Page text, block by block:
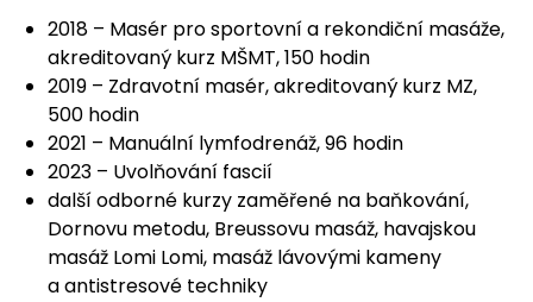
2018 – Masér pro sportovní a rekondiční masáže,
akreditovaný kurz MŠMT, 150 hodin
2019 – Zdravotní masér, akreditovaný kurz MZ,
500 hodin
2021 – Manuální lymfodrenáž, 96 hodin
2023 – Uvolňování fascií
další odborné kurzy zaměřené na baňkování,
Dornovu metodu, Breussovu masáž, havajskou
masáž Lomi Lomi, masáž lávovými kameny
a antistresové techniky